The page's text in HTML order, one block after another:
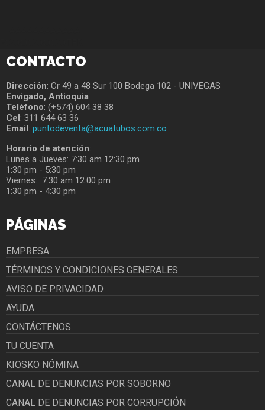
CONTACTO
Dirección: Cr 49 a 48 Sur 100 Bodega 102 - UNIVEGAS
Envigado, Antioquia
Teléfono: (+574) 604 38 38
Cel: 311 644 63 36
Email: puntodeventa@acuatubos.com.co
Horario de atención:
Lunes a Jueves: 7:30 am 12:30 pm
1:30 pm - 5:30 pm
Viernes: 7:30 am 12:00 pm
1:30 pm - 4:30 pm
PÁGINAS
EMPRESA
TÉRMINOS Y CONDICIONES GENERALES
AVISO DE PRIVACIDAD
AYUDA
CONTÁCTENOS
TU CUENTA
KIOSKO NÓMINA
CANAL DE DENUNCIAS POR SOBORNO
CANAL DE DENUNCIAS POR CORRUPCIÓN